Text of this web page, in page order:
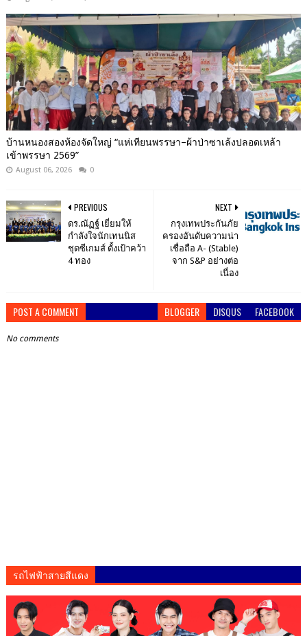
บ้านหนองสองห้องจัดใหญ่ “แห่เทียนพรรษา–ผ้าป่าซาเล้งปลอดเหล้า
เข้าพรรษา 2569”
August 06, 2026 0
NEXT
กรุงเทพประกันภัย
ครองอันดับความน่า
เชื่อถือ A- (Stable)
จาก S&P อย่างต่อ
เนื่อง
PREVIOUS
ดร.ณัฏฐ์ เยี่ยมให้
กำลังใจนักเทนนิส
ชุดซีเกมส์ ตั้งเป้าคว้า
4 ทอง
POST A COMMENT BLOGGER DISQUS FACEBOOK
No comments
รถไฟฟ้าสายสีแดง